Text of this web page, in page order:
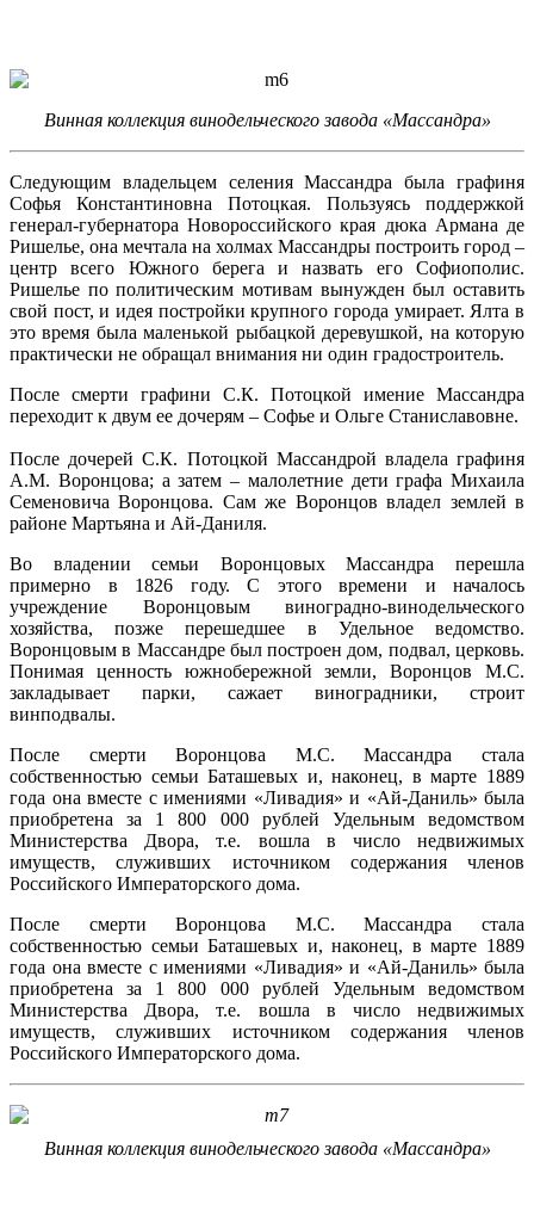
Винная коллекция винодельческого завода «Массандра»
Следующим владельцем селения Массандра была графиня
Софья Константиновна Потоцкая. Пользуясь поддержкой
генерал-губернатора Новороссийского края дюка Армана де
Ришелье, она мечтала на холмах Массандры построить город –
центр всего Южного берега и назвать его Софиополис.
Ришелье по политическим мотивам вынужден был оставить
свой пост, и идея постройки крупного города умирает. Ялта в
это время была маленькой рыбацкой деревушкой, на которую
практически не обращал внимания ни один градостроитель.
После смерти графини С.К. Потоцкой имение Массандра
переходит к двум ее дочерям – Софье и Ольге Станиславовне.
После дочерей С.К. Потоцкой Массандрой владела графиня
А.М. Воронцова; а затем – малолетние дети графа Михаила
Семеновича Воронцова. Сам же Воронцов владел землей в
районе Мартьяна и Ай-Даниля.
Во владении семьи Воронцовых Массандра перешла
примерно в 1826 году. С этого времени и началось
учреждение Воронцовым виноградно-винодельческого
хозяйства, позже перешедшее в Удельное ведомство.
Воронцовым в Массандре был построен дом, подвал, церковь.
Понимая ценность южнобережной земли, Воронцов М.С.
закладывает парки, сажает виноградники, строит
винподвалы.
После смерти Воронцова М.С. Массандра стала
собственностью семьи Баташевых и, наконец, в марте 1889
года она вместе с имениями «Ливадия» и «Ай-Даниль» была
приобретена за 1 800 000 рублей Удельным ведомством
Министерства Двора, т.е. вошла в число недвижимых
имуществ, служивших источником содержания членов
Российского Императорского дома.
После смерти Воронцова М.С. Массандра стала
собственностью семьи Баташевых и, наконец, в марте 1889
года она вместе с имениями «Ливадия» и «Ай-Даниль» была
приобретена за 1 800 000 рублей Удельным ведомством
Министерства Двора, т.е. вошла в число недвижимых
имуществ, служивших источником содержания членов
Российского Императорского дома.
Винная коллекция винодельческого завода «Массандра»